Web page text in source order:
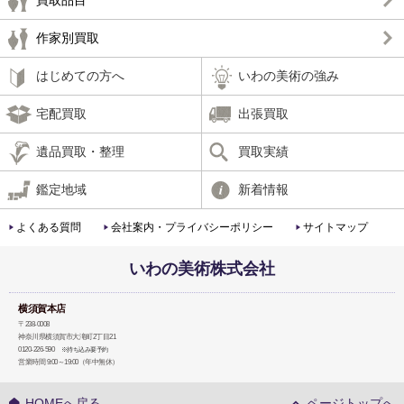
作家別買取
はじめての方へ いわの美術の強み
宅配買取 出張買取
遺品買取・整理 買取実績
鑑定地域 新着情報
よくある質問 会社案内・プライバシーポリシー サイトマップ
いわの美術株式会社
横須賀本店
〒238-0008
神奈川県横須賀市大滝町2丁目21
0120-226-590
※持ち込み要予約
営業時間 9:00～19:00（年中無休）